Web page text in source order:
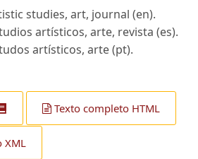
studies, art, journal (en).
artísticos, arte, revista (es).
artísticos, arte (pt).
Texto completo HTML
XML